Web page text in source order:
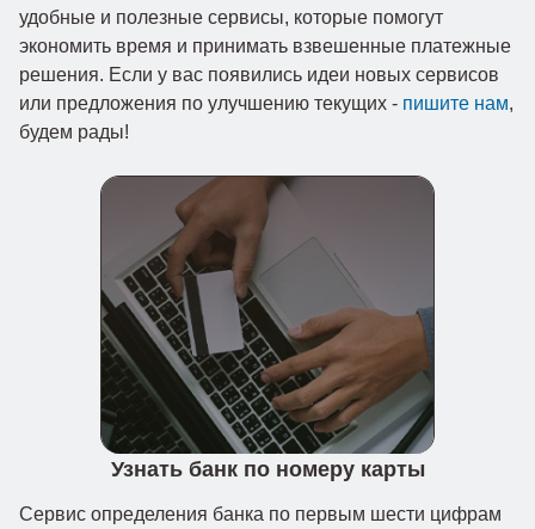
удобные и полезные сервисы, которые помогут
экономить время и принимать взвешенные платежные
решения. Если у вас появились идеи новых сервисов
или предложения по улучшению текущих - пишите нам,
будем рады!
Узнать банк по номеру карты
Cервис определения банка по первым шести цифрам